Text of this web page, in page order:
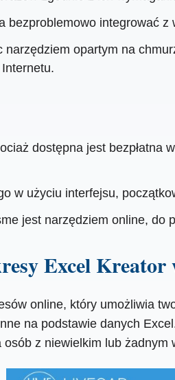
bezproblemowo integrować z
narzędziem opartym na
dostępna jest bezpłatna
w użyciu interfejsu,
jest narzędziem online, do
Excel Kreator
online, który umożliwia
na podstawie danych
z niewielkim lub